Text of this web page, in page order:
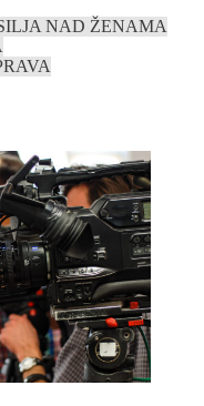
NAD ŽENAMA